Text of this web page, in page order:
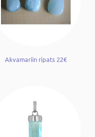
Akvamariin ripats 22€